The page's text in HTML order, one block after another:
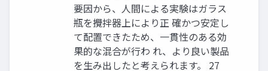
要因から、人間による実験はガラス
瓶を攪拌器上により正 確かつ安定し
て配置できたため、一貫性のある効
果的な混合が行わ れ、より良い製品
を生み出したと考えられます。 27